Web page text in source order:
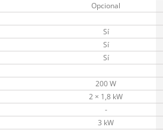
Opcional
Sí
Sí
Sí
200 W
2 × 1,8 kW
-
3 kW